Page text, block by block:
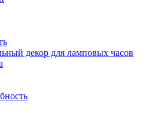
декор для ламповых часов